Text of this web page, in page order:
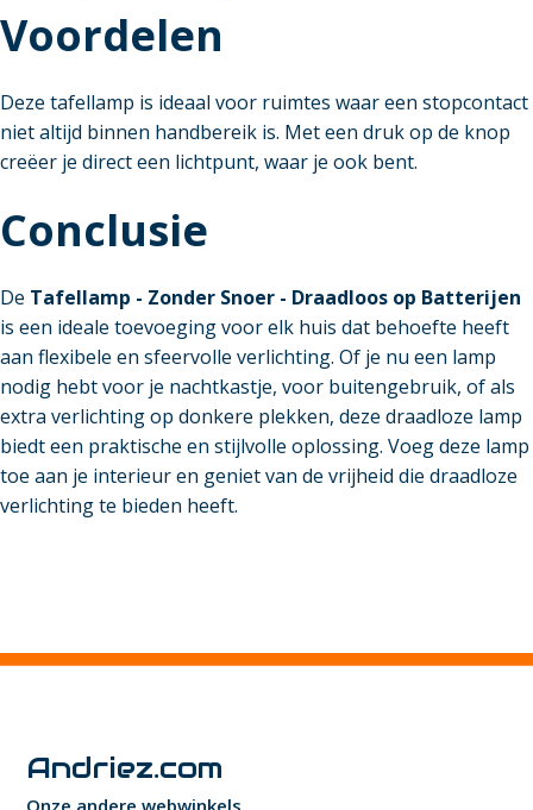
Voordelen
Deze tafellamp is ideaal voor ruimtes waar een stopcontact
niet altijd binnen handbereik is. Met een druk op de knop
creëer je direct een lichtpunt, waar je ook bent.
Conclusie
De Tafellamp - Zonder Snoer - Draadloos op Batterijen
is een ideale toevoeging voor elk huis dat behoefte heeft
aan flexibele en sfeervolle verlichting. Of je nu een lamp
nodig hebt voor je nachtkastje, voor buitengebruik, of als
extra verlichting op donkere plekken, deze draadloze lamp
biedt een praktische en stijlvolle oplossing. Voeg deze lamp
toe aan je interieur en geniet van de vrijheid die draadloze
verlichting te bieden heeft.
Andriez.com